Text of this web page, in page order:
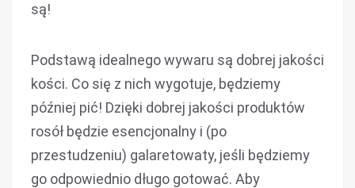
są!
Podstawą idealnego wywaru są dobrej jakości
kości. Co się z nich wygotuje, będziemy
później pić! Dzięki dobrej jakości produktów
rosół będzie esencjonalny i (po
przestudzeniu) galaretowaty, jeśli będziemy
go odpowiednio długo gotować. Aby